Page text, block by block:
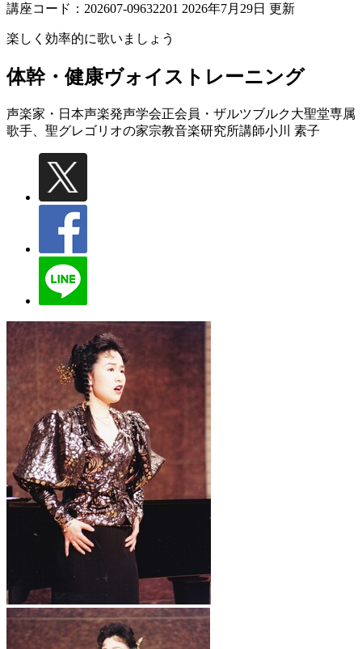
講座コード：202607-09632201 2026年7月29日 更新
楽しく効率的に歌いましょう
体幹・健康ヴォイストレーニング
声楽家・日本声楽発声学会正会員・ザルツブルク大聖堂専属
歌手、聖グレゴリオの家宗教音楽研究所講師小川 素子